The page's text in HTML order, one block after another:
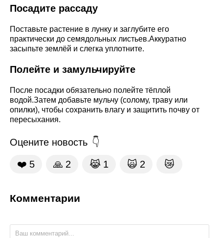
Посадите рассаду
Поставьте растение в лунку и заглубите его
практически до семядольных листьев.Аккуратно
засыпьте землёй и слегка уплотните.
Полейте и замульчируйте
После посадки обязательно полейте тёплой
водой.Затем добавьте мульчу (солому, траву или
опилки), чтобы сохранить влагу и защитить почву от
пересыхания.
Оцените новость
❤️ 5 🙏 2 😹 1 🙀 2 😿
Комментарии